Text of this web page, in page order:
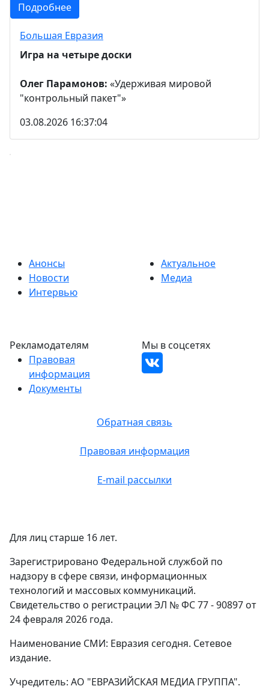
Подробнее
Большая Евразия
Игра на четыре доски
Олег Парамонов: «Удерживая мировой
"контрольный пакет"»
03.08.2026 16:37:04
Анонсы
Новости
Интервью
Актуальное
Медиа
Обратная связь
Правовая информация
E-mail рассылки
Рекламодателям
Правовая
информация
Документы
Мы в соцсетях
Для лиц старше 16 лет.
Зарегистрировано Федеральной службой по
надзору в сфере связи, информационных
технологий и массовых коммуникаций.
Свидетельство о регистрации ЭЛ № ФС 77 - 90897 от
24 февраля 2026 года.
Наименование СМИ: Евразия сегодня. Сетевое
издание.
Учредитель: АО "ЕВРАЗИЙСКАЯ МЕДИА ГРУППА".